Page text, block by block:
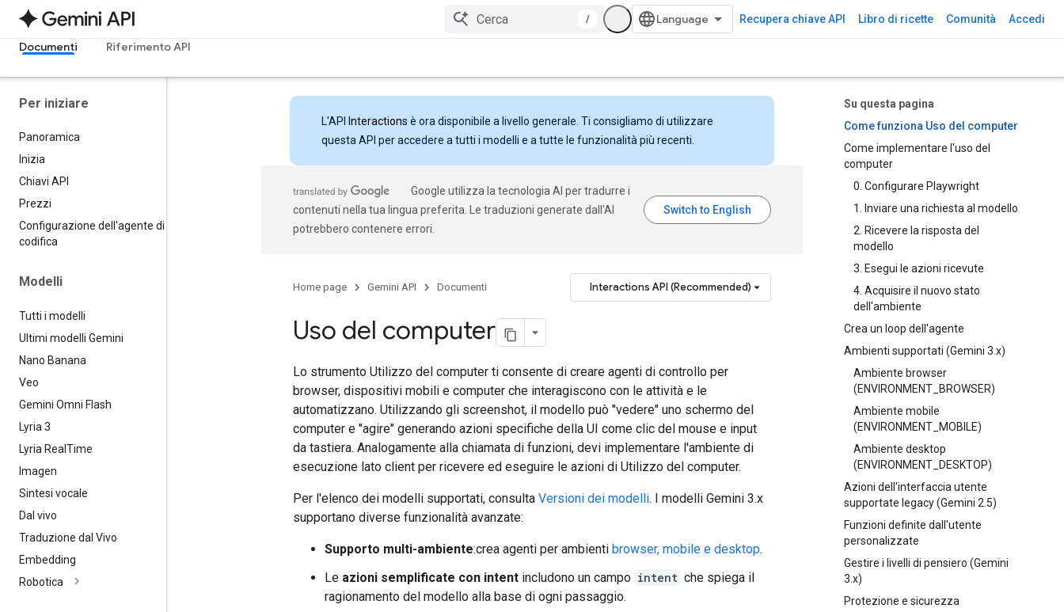
/ Recupera chiave API Libro di ricette Comunità Accedi
Documenti Riferimento API
Per iniziare
Panoramica
Inizia
Chiavi API
Prezzi
Configurazione dell'agente di
codifica
Modelli
Tutti i modelli
Ultimi modelli Gemini
Nano Banana
Veo
Gemini Omni Flash
Lyria 3
Lyria Real Time
Imagen
Sintesi vocale
Dal vivo
Traduzione dal Vivo
Embedding
Robotica
Su questa pagina
Come funziona Uso del computer
Come implementare l'uso del
computer
0. Configurare Playwright
1. Inviare una richiesta al modello
2. Ricevere la risposta del
modello
3. Esegui le azioni ricevute
4. Acquisire il nuovo stato
dell'ambiente
Crea un loop dell'agente
Ambienti supportati (Gemini 3.x)
Ambiente browser
(ENVIRONMENT_BROWSER)
Ambiente mobile
(ENVIRONMENT_MOBILE)
Ambiente desktop
(ENVIRONMENT_DESKTOP)
Azioni dell'interfaccia utente
supportate legacy (Gemini 2.5)
Funzioni definite dall'utente
personalizzate
Gestire i livelli di pensiero (Gemini
3.x)
Protezione e sicurezza
L'API Interactions è ora disponibile a livello generale. Ti consigliamo di utilizzare
questa API per accedere a tutti i modelli e a tutte le funzionalità più recenti.
Google utilizza la tecnologia AI per tradurre i
contenuti nella tua lingua preferita. Le traduzioni generate dall'AI
potrebbero contenere errori.
Home page Gemini API Documenti Interactions API (Recommended)
Uso del computer
Lo strumento Utilizzo del computer ti consente di creare agenti di controllo per
browser, dispositivi mobili e computer che interagiscono con le attività e le
automatizzano. Utilizzando gli screenshot, il modello può "vedere" uno schermo del
computer e "agire" generando azioni specifiche della UI come clic del mouse e input
da tastiera. Analogamente alla chiamata di funzioni, devi implementare l'ambiente di
esecuzione lato client per ricevere ed eseguire le azioni di Utilizzo del computer.
Per l'elenco dei modelli supportati, consulta Versioni dei modelli. I modelli Gemini 3.x
supportano diverse funzionalità avanzate:
Supporto multi-ambiente:crea agenti per ambienti browser, mobile e desktop.
Le azioni semplificate con intent includono un campo intent che spiega il
ragionamento del modello alla base di ogni passaggio.